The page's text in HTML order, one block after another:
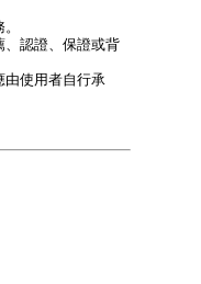
、認證、保證或背
由使用者自行承